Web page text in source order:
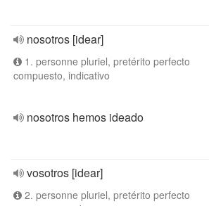
nosotros [idear]
1. personne pluriel, pretérito perfecto
compuesto, indicativo
nosotros hemos ideado
vosotros [idear]
2. personne pluriel, pretérito perfecto